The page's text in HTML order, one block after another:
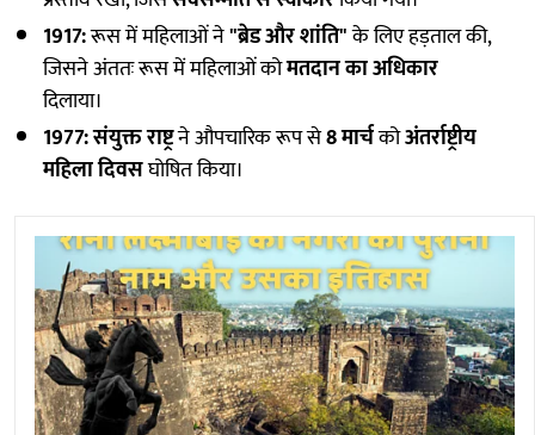
1917:रूस में महिलाओं ने"ब्रेड और शांति"के लिए हड़ताल की,
जिसने अंततः रूस में महिलाओं कोमतदान का अधिकार
दिलाया।
1977:संयुक्त राष्ट्रने औपचारिक रूप से8 मार्चकोअंतर्राष्ट्रीय
महिला दिवसघोषित किया।